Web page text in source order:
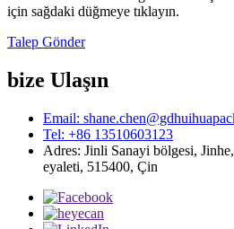
için sağdaki düğmeye tıklayın.
Talep Gönder
bize Ulaşın
Email:
Tel: +86 13510603123
Adres: Jinli Sanayi bölgesi,
eyaleti, 515400, Çin